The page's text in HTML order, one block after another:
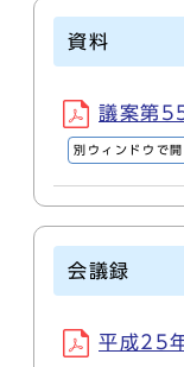
資料
議案第
別ウィンドウで開
会議録
平成25